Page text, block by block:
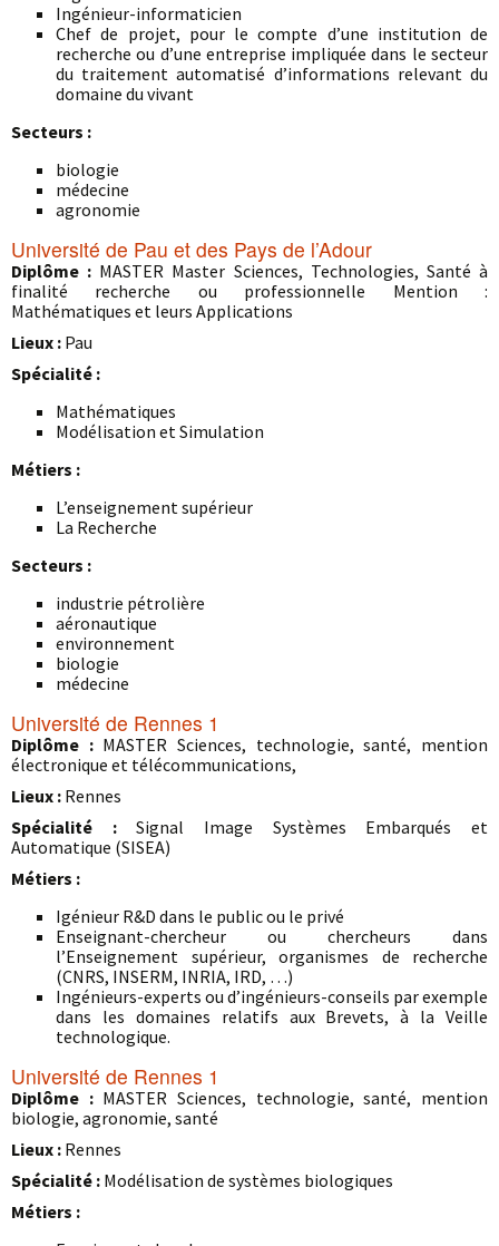
Ingénieur-informaticien
Chef de projet, pour le compte d’une institution de
recherche ou d’une entreprise impliquée dans le secteur
du traitement automatisé d’informations relevant du
domaine du vivant
Secteurs :
biologie
médecine
agronomie
Université de Pau et des Pays de l’Adour
Diplôme : MASTER Master Sciences, Technologies, Santé à
finalité recherche ou professionnelle Mention :
Mathématiques et leurs Applications
Lieux : Pau
Spécialité :
Mathématiques
Modélisation et Simulation
Métiers :
L’enseignement supérieur
La Recherche
Secteurs :
industrie pétrolière
aéronautique
environnement
biologie
médecine
Université de Rennes 1
Diplôme : MASTER Sciences, technologie, santé, mention
électronique et télécommunications,
Lieux : Rennes
Spécialité :Signal Image Systèmes Embarqués et
Automatique (SISEA)
Métiers :
Igénieur R&D dans le public ou le privé
Enseignant-chercheur ou chercheurs dans
l’Enseignement supérieur, organismes de recherche
(CNRS, INSERM, INRIA, IRD, …)
Ingénieurs-experts ou d’ingénieurs-conseils par exemple
dans les domaines relatifs aux Brevets, à la Veille
technologique.
Université de Rennes 1
Diplôme : MASTER Sciences, technologie, santé, mention
biologie, agronomie, santé
Lieux : Rennes
Spécialité : Modélisation de systèmes biologiques
Métiers :